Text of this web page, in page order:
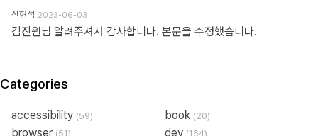
신현석 2023-06-03
김진원님 알려주셔서 감사합니다. 본문을 수정했습니다.
Categories
accessibility (59) book (20)
browser (51) dev (164)